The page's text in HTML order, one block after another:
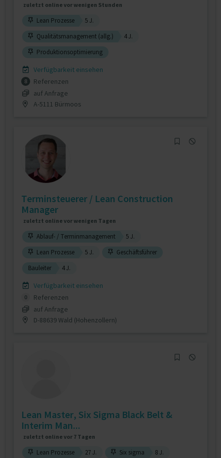
zuletzt online vor wenigen Stunden
Lean Prozesse
5 J.
Qualitätsmanagement (allg.)
4 J.
Produktionsoptimierung
Verfügbarkeit einsehen
8
Referenzen
auf Anfrage
A-5111 Bürmoos
Terminsteuerer / Lean Construction
Manager
zuletzt online vor wenigen Tagen
Ablauf- / Terminmanagement
5 J.
Lean Prozesse
5 J.
Geschäftsführer
Bauleiter
4 J.
Verfügbarkeit einsehen
0
Referenzen
auf Anfrage
D-88639 Wald (Hohenzollern)
Lean Master, Six Sigma Black Belt &
Interim Man...
zuletzt online vor 7 Tagen
Lean Prozesse 27 J. Six sigma 8 J.